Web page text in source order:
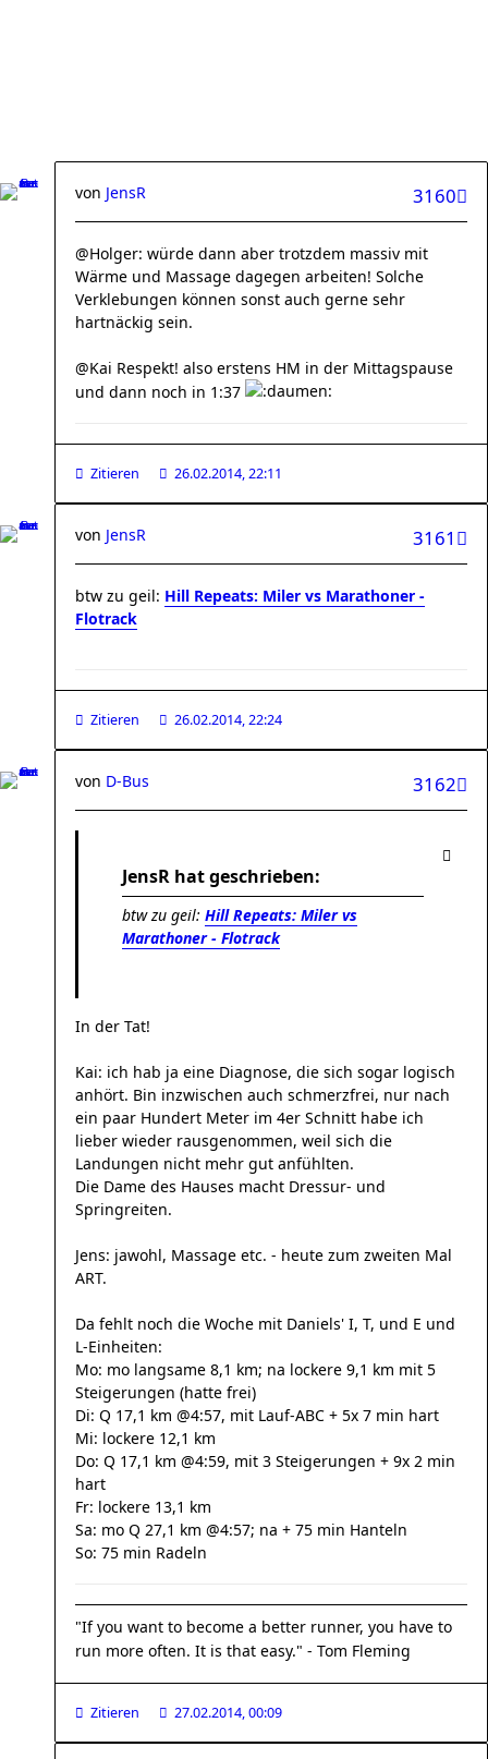
3160
von JensR
@Holger: würde dann aber trotzdem massiv mit
Wärme und Massage dagegen arbeiten! Solche
Verklebungen können sonst auch gerne sehr
hartnäckig sein.
@Kai Respekt! also erstens HM in der Mittagspause
und dann noch in 1:37
Zitieren 26.02.2014, 22:11
3161
von JensR
btw zu geil: Hill Repeats: Miler vs Marathoner -
Flotrack
Zitieren 26.02.2014, 22:24
3162
von D-Bus
JensR hat geschrieben:
btw zu geil: Hill Repeats: Miler vs
Marathoner - Flotrack
In der Tat!
Kai: ich hab ja eine Diagnose, die sich sogar logisch
anhört. Bin inzwischen auch schmerzfrei, nur nach
ein paar Hundert Meter im 4er Schnitt habe ich
lieber wieder rausgenommen, weil sich die
Landungen nicht mehr gut anfühlten.
Die Dame des Hauses macht Dressur- und
Springreiten.
Jens: jawohl, Massage etc. - heute zum zweiten Mal
ART.
Da fehlt noch die Woche mit Daniels' I, T, und E und
L-Einheiten:
Mo: mo langsame 8,1 km; na lockere 9,1 km mit 5
Steigerungen (hatte frei)
Di: Q 17,1 km @4:57, mit Lauf-ABC + 5x 7 min hart
Mi: lockere 12,1 km
Do: Q 17,1 km @4:59, mit 3 Steigerungen + 9x 2 min
hart
Fr: lockere 13,1 km
Sa: mo Q 27,1 km @4:57; na + 75 min Hanteln
So: 75 min Radeln
"If you want to become a better runner, you have to
run more often. It is that easy." - Tom Fleming
Zitieren 27.02.2014, 00:09